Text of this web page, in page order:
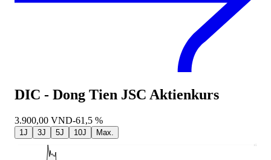
DIC - Dong Tien JSC Aktienkurs
3.900,00 VND-61,5 %
1J 3J 5J 10J Max.
15.462